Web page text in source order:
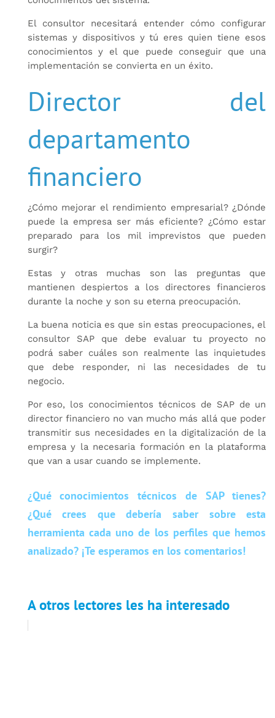
El consultor necesitará entender cómo configurar
sistemas y dispositivos y tú eres quien tiene esos
conocimientos y el que puede conseguir que una
implementación se convierta en un éxito.
Director del
departamento
financiero
¿Cómo mejorar el rendimiento empresarial? ¿Dónde
puede la empresa ser más eficiente? ¿Cómo estar
preparado para los mil imprevistos que pueden
surgir?
Estas y otras muchas son las preguntas que
mantienen despiertos a los directores financieros
durante la noche y son su eterna preocupación.
La buena noticia es que sin estas preocupaciones, el
consultor SAP que debe evaluar tu proyecto no
podrá saber cuáles son realmente las inquietudes
que debe responder, ni las necesidades de tu
negocio.
Por eso, los conocimientos técnicos de SAP de un
director financiero no van mucho más allá que poder
transmitir sus necesidades en la digitalización de la
empresa y la necesaria formación en la plataforma
que van a usar cuando se implemente.
¿Qué conocimientos técnicos de SAP tienes?
¿Qué crees que debería saber sobre esta
herramienta cada uno de los perfiles que hemos
analizado? ¡Te esperamos en los comentarios!
A otros lectores les ha interesado